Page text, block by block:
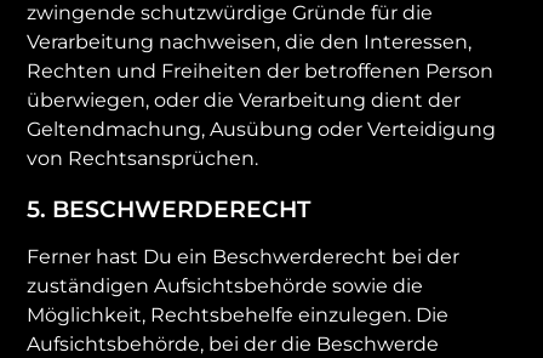
zwingende schutzwürdige Gründe für die
Verarbeitung nachweisen, die den Interessen,
Rechten und Freiheiten der betroffenen Person
überwiegen, oder die Verarbeitung dient der
Geltendmachung, Ausübung oder Verteidigung
von Rechtsansprüchen.
5. BESCHWERDERECHT
Ferner hast Du ein Beschwerderecht bei der
zuständigen Aufsichtsbehörde sowie die
Möglichkeit, Rechtsbehelfe einzulegen. Die
Aufsichtsbehörde, bei der die Beschwerde